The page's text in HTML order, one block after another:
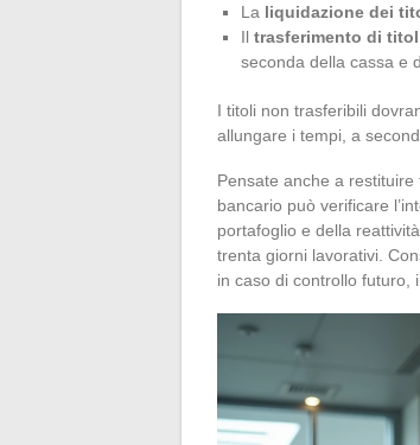
La liquidazione dei
Il trasferimento di
seconda della cassa e
I titoli non trasferibili
allungare i tempi, a
Pensate anche a
bancario può verificare
portafoglio e della
trenta giorni lavorativi.
in caso di controllo futuro,